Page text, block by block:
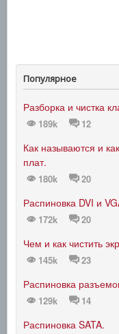
Популярное
Разборка и чистка
189k 12
Как называются и
плат.
180k 20
Распиновка DVI и
172k 20
Чем и как чистить
145k 23
Распиновка
129k 14
Распиновка SATA.